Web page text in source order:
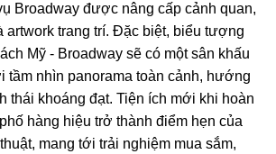
Broadway được nâng cấp cảnh quan,
artwork trang trí. Đặc biệt, biểu tượng
Mỹ - Broadway sẽ có một sân khấu
tầm nhìn panorama toàn cảnh, hướng
thái khoáng đạt. Tiện ích mới khi hoàn
hàng hiệu trở thành điểm hẹn của
mang tới trải nghiệm mua sắm,